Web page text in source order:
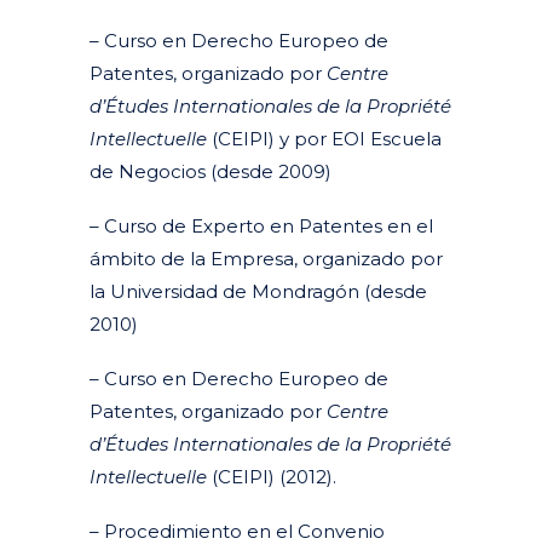
– Curso en Derecho Europeo de
Patentes, organizado por Centre
d’Études Internationales de la Propriété
Intellectuelle (CEIPI) y por EOI Escuela
de Negocios (desde 2009)
– Curso de Experto en Patentes en el
ámbito de la Empresa, organizado por
la Universidad de Mondragón (desde
2010)
– Curso en Derecho Europeo de
Patentes, organizado por Centre
d’Études Internationales de la Propriété
Intellectuelle (CEIPI) (2012).
– Procedimiento en el Convenio